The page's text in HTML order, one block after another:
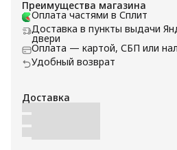
Преимущества магазина
Оплата частями в Сплит
Доставка в пункты выдачи
двери
Оплата — картой, СБП или
Удобный возврат
Доставка